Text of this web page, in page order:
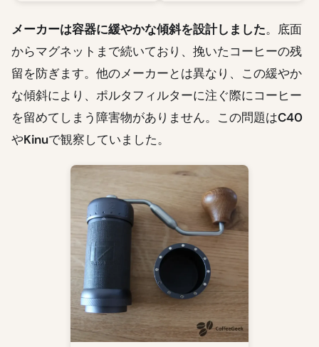
メーカーは容器に緩やかな傾斜を設計しました。底面
からマグネットまで続いており、挽いたコーヒーの残
留を防ぎます。他のメーカーとは異なり、この緩やか
な傾斜により、ポルタフィルターに注ぐ際にコーヒー
を留めてしまう障害物がありません。この問題はC40
やKinuで観察していました。